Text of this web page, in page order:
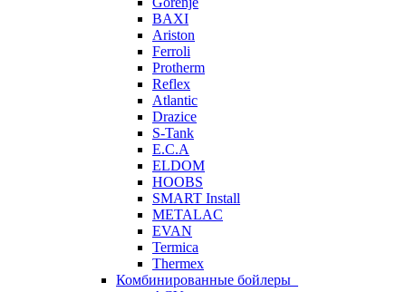
BAXI
Ariston
Ferroli
Protherm
Reflex
Atlantic
Drazice
S-Tank
E.C.A
ELDOM
HOOBS
SMART Install
METALAC
EVAN
Termica
Thermex
Комбинированные бойлеры